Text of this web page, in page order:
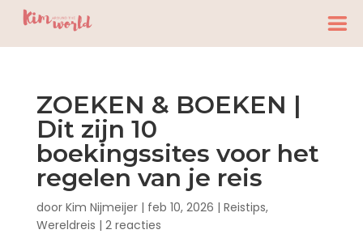
ZOEKEN & BOEKEN |
Dit zijn 10
boekingssites voor het
regelen van je reis
door Kim Nijmeijer| feb 10, 2026 | Reistips,
Wereldreis | 2 reacties